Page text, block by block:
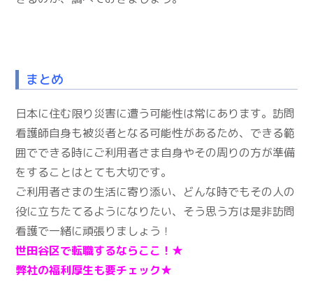
まとめ
日本に住む限り災害に遭う可能性は常にあります。訪問
看護師自身も被災者となる可能性があるため、できる範
囲でできる時にご利用者さま自身やその周りの方が準備
をすることはとても大切です。
ご利用者さまの生活に寄り添い、どんな時でもその人の
役に立ちたてるようになりたい、そう思う方は是非訪問
看護で一緒に頑張りましょう！
世田谷区で転職するならここ！★
弊社の福利厚生も要チェック★